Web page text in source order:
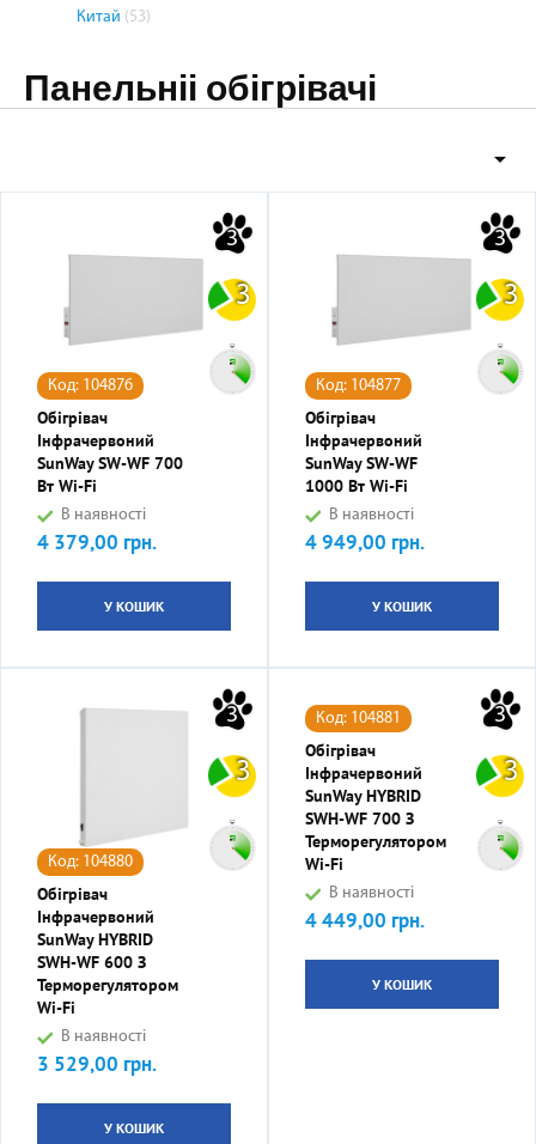
Китай (53)
Панельніі обігрівачі

3
3
Код: 104876
Обігрівач
Інфрачервоний
SunWay SW-WF 700
Вт Wi-Fi
В наявності
Ціна
4 379,00 грн.
У КОШИК
3
3
Код: 104877
Обігрівач
Інфрачервоний
SunWay SW-WF
1000 Вт Wi-Fi
В наявності
Ціна
4 949,00 грн.
У КОШИК
3
3
Код: 104880
Обігрівач
Інфрачервоний
SunWay HYBRID
SWH-WF 600 З
Терморегулятором
Wi-Fi
В наявності
Ціна
3 529,00 грн.
У КОШИК
3
3
Код: 104881
Обігрівач
Інфрачервоний
SunWay HYBRID
SWH-WF 700 З
Терморегулятором
Wi-Fi
В наявності
Ціна
4 449,00 грн.
У КОШИК